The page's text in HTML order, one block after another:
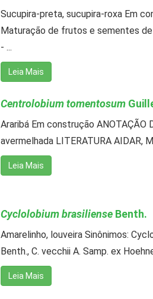
Sucupira-preta, sucupira-roxa Em
Maturação de frutos e sementes
- ...
Leia Mais
Centrolobium tomentosum
Araribá Em construção ANOTAÇÃO
avermelhada LITERATURA AIDAR,
Leia Mais
Cyclolobium brasiliense Benth.
Amarelinho, louveira Sinônimos:
Benth., C. vecchii A. Samp. ex
Leia Mais